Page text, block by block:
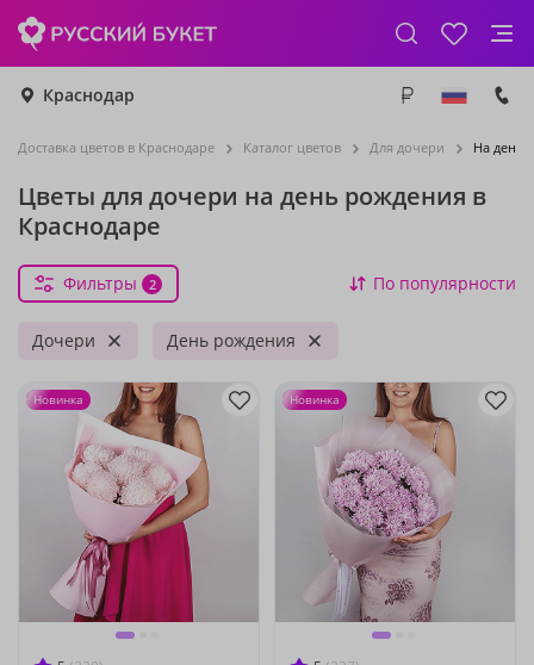
Краснодар
Доставка цветов в Краснодаре Каталог цветов Для дочери На день
Цветы для дочери на день рождения в
Краснодаре
Фильтры 2 По популярности
Дочери День рождения
Новинка Новинка